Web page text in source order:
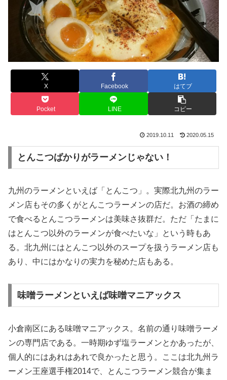
X Facebook はてブ
Pocket LINE コピー
2019.10.11 2020.05.15
とんこつばかりがラーメンじゃない！
九州のラーメンといえば「とんこつ」。実際北九州のラー
メン店もその多くがとんこつラーメンの店だ。お酒の締め
で食べるとんこつラーメンは美味さ抜群だ。ただ「たまに
はとんこつ以外のラーメンが食べたいな」という時もあ
る。北九州にはとんこつ以外のスープを扱うラーメン店も
あり、中にはかなりの実力を秘めた店もある。
味噌ラーメンといえば味噌マニアックス
小倉南区にある味噌マニアックス。名前の通り味噌ラーメ
ンの専門店である。一時期ゆず塩ラーメンとかあったが、
個人的にはあれはあれで良かったと思う。ここは北九州ラ
ーメン王座選手権2014で、とんこつラーメン競合が集ま